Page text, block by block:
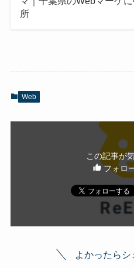
所
Web
この記事が
フォロ
よかったらシ